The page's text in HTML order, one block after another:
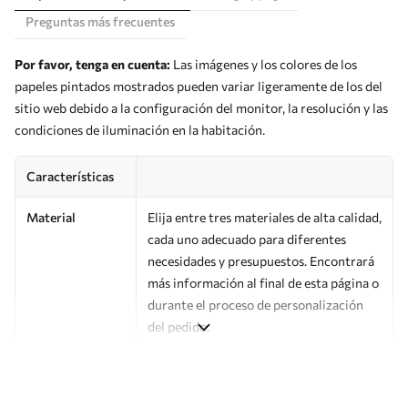
Preguntas más frecuentes
Por favor, tenga en cuenta: Las imágenes y los colores de los
papeles pintados mostrados pueden variar ligeramente de los del
sitio web debido a la configuración del monitor, la resolución y las
condiciones de iluminación en la habitación.
Características
Material
Elija entre tres materiales de alta calidad,
cada uno adecuado para diferentes
necesidades y presupuestos. Encontrará
más información al final de esta página o
durante el proceso de personalización
del pedido.